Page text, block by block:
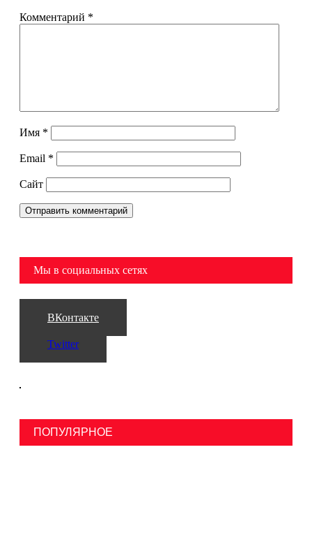
Комментарий *
Имя *
Email *
Сайт
Мы в социальных сетях
ВКонтакте
Twitter
ПОПУЛЯРНОЕ